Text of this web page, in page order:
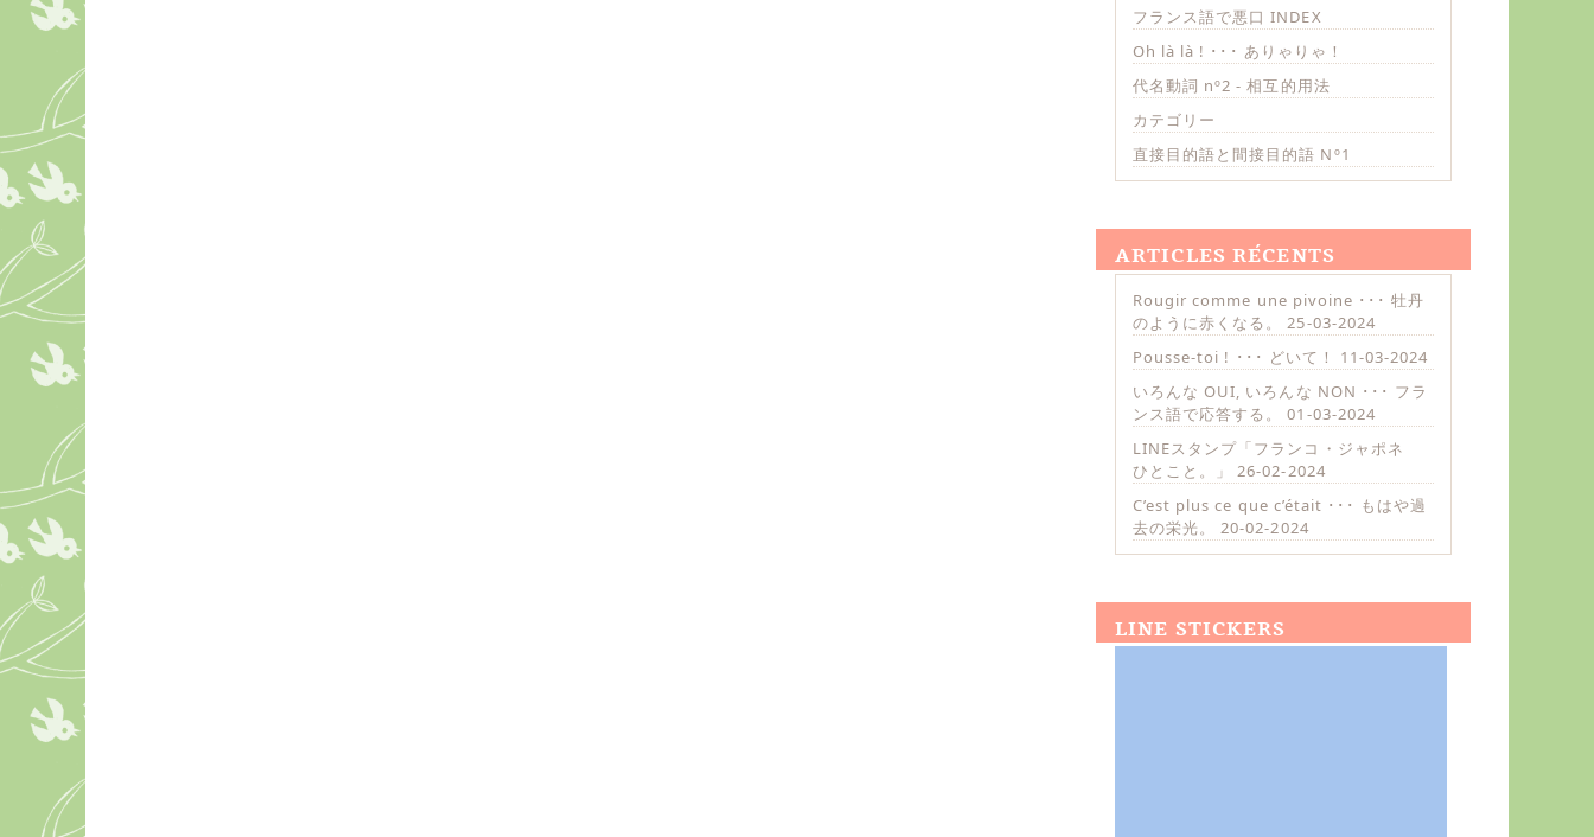
フランス語で悪口 INDEX
Oh là là ! ･･･ ありゃりゃ！
代名動詞 nº2 - 相互的用法
カテゴリー
直接目的語と間接目的語 Nº1
ARTICLES RÉCENTS
Rougir comme une pivoine ･･･ 牡丹
のように赤くなる。
25-03-2024
Pousse-toi ! ･･･ どいて！
11-03-2024
いろんな OUI, いろんな NON ･･･ フラ
ンス語で応答する。
01-03-2024
LINEスタンプ「フランコ・ジャポネ
ひとこと。」
26-02-2024
C’est plus ce que c’était ･･･ もはや過
去の栄光。
20-02-2024
LINE STICKERS